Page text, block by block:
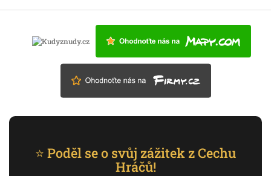
⭐ Poděl se o svůj zážitek z Cechu
Hráčů!